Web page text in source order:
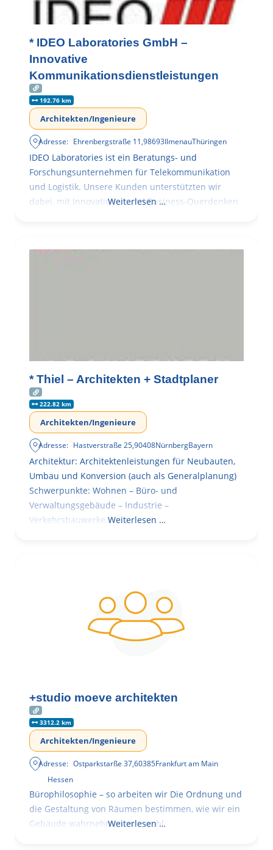
* IDEO Laboratories GmbH –
Innovative
Kommunikationsdienstleistungen
192.76 km
Architekten/Ingenieure
Adresse: Ehrenbergstraße 11,98693IlmenauThüringen
IDEO Laboratories ist ein Beratungs- und
Forschungsunternehmen für Telekommunikation
und Logistik. Unsere Kunden unterstützten wir
dabei, mit Innovationen und Business-Querdenken
Weiterlesen …
* Thiel – Architekten + Stadtplaner
222.82 km
Architekten/Ingenieure
Adresse: Hastverstraße 25,90408NürnbergBayern
Architektur: Architektenleistungen für Neubauten,
Umbau und Konversion (auch als Generalplanung)
Schwerpunkte: Wohnen – Büro- und
Verwaltungsgebäude – Industrie –
Verkehrsbauwerke. Weiterlesen …
+studio moeve architekten
3312.2 km
Architekten/Ingenieure
Adresse: Ostparkstarße 37,60385Frankfurt am Main
Hessen
Bürophilosophie – so arbeiten wir Die Ordnung und
die Gestaltung von Räumen bestimmen, wie wir ein
Gebäude wahrnehmen, wie wohl
Weiterlesen …